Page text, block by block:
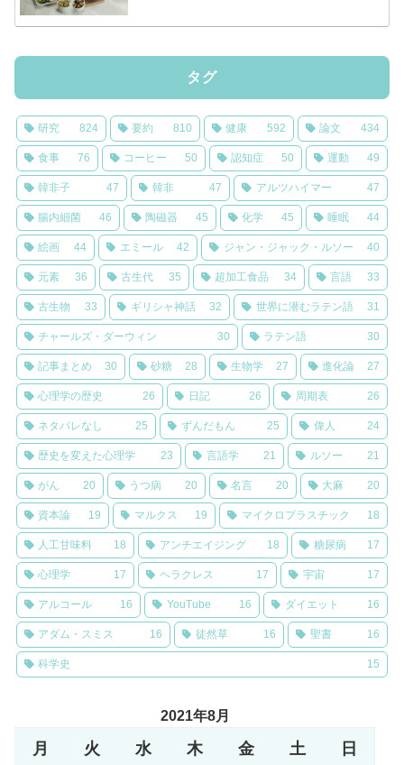
タグ
研究 824 要約 810 健康 592 論文 434
食事 76 コーヒー 50 認知症 50 運動 49
韓非子 47 韓非 47 アルツハイマー 47
腸内細菌 46 陶磁器 45 化学 45 睡眠 44
絵画 44 エミール 42 ジャン・ジャック・ルソー 40
元素 36 古生代 35 超加工食品 34 言語 33
古生物 33 ギリシャ神話 32 世界に潜むラテン語 31
チャールズ・ダーウィン 30 ラテン語 30
記事まとめ 30 砂糖 28 生物学 27 進化論 27
心理学の歴史 26 日記 26 周期表 26
ネタバレなし 25 ずんだもん 25 偉人 24
歴史を変えた心理学 23 言語学 21 ルソー 21
がん 20 うつ病 20 名言 20 大麻 20
資本論 19 マルクス 19 マイクロプラスチック 18
人工甘味料 18 アンチエイジング 18 糖尿病 17
心理学 17 ヘラクレス 17 宇宙 17
アルコール 16 YouTube 16 ダイエット 16
アダム・スミス 16 徒然草 16 聖書 16
科学史 15
2021年8月
月 火 水 木 金 土 日